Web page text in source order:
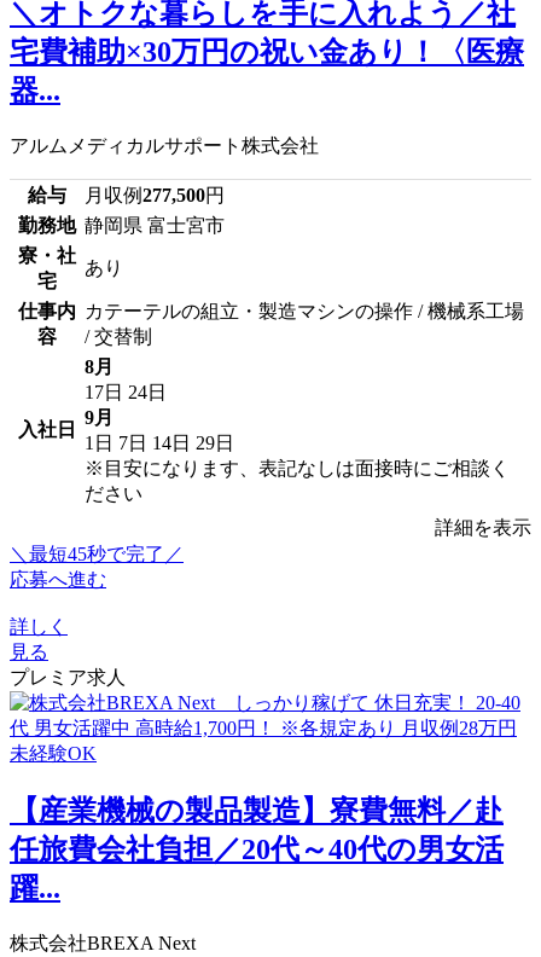
＼オトクな暮らしを手に入れよう／社
宅費補助×30万円の祝い金あり！〈医療
器...
アルムメディカルサポート株式会社
給与 月収例277,500円
勤務地 静岡県 富士宮市
寮・社
宅
あり
仕事内
容
カテーテルの組立・製造マシンの操作 / 機械系工場
/ 交替制
入社日
8月
17日 24日
9月
1日 7日 14日 29日
※目安になります、表記なしは面接時にご相談く
ださい
詳細を表示
＼最短45秒で完了／
応募へ進む
詳しく
見る
プレミア求人
【産業機械の製品製造】寮費無料／赴
任旅費会社負担／20代～40代の男女活
躍...
株式会社BREXA Next